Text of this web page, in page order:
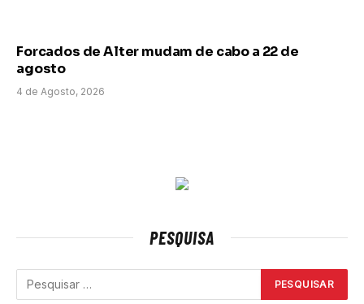
Forcados de Alter mudam de cabo a 22 de
agosto
4 de Agosto, 2026
PESQUISA